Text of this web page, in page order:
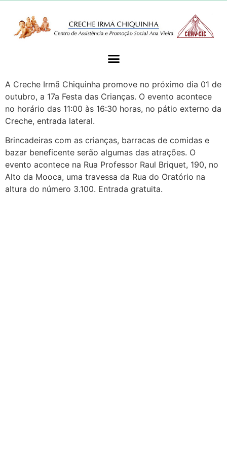
A Creche Irmã Chiquinha promove no próximo dia 01 de
outubro, a 17a Festa das Crianças. O evento acontece
no horário das 11:00 às 16:30 horas, no pátio externo da
Creche, entrada lateral.
Brincadeiras com as crianças, barracas de comidas e
bazar beneficente serão algumas das atrações. O
evento acontece na Rua Professor Raul Briquet, 190, no
Alto da Mooca, uma travessa da Rua do Oratório na
altura do número 3.100. Entrada gratuita.